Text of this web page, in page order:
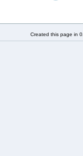
Created this page in